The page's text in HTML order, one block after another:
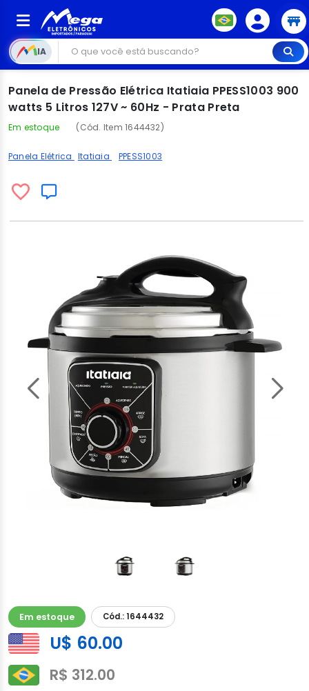
IA
Panela de Pressão Elétrica Itatiaia PPESS1003 900
watts 5 Litros 127V ~ 60Hz - Prata Preta
Em estoque (Cód. Item 1644432)
Panela Elétrica Itatiaia PPESS1003
Em estoque Cód.: 1644432
U$ 60.00
R$ 312.00